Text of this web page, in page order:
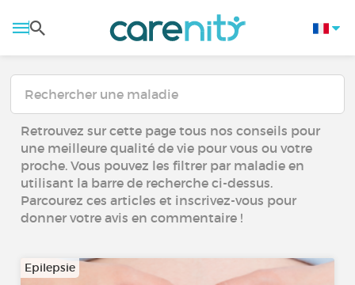
Retrouvez sur cette page tous nos conseils pour
une meilleure qualité de vie pour vous ou votre
proche. Vous pouvez les filtrer par maladie en
utilisant la barre de recherche ci-dessus.
Parcourez ces articles et inscrivez-vous pour
donner votre avis en commentaire !
Epilepsie